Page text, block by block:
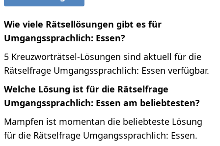
Wie viele Rätsellösungen gibt es für
Umgangssprachlich: Essen?
5 Kreuzworträtsel-Lösungen sind aktuell für die
Rätselfrage Umgangssprachlich: Essen verfügbar.
Welche Lösung ist für die Rätselfrage
Umgangssprachlich: Essen am beliebtesten?
Mampfen ist momentan die beliebteste Lösung
für die Rätselfrage Umgangssprachlich: Essen.